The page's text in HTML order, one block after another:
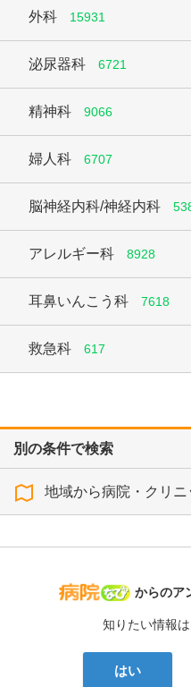
外科 15931
泌尿器科 6721
精神科 9066
婦人科 6707
脳神経内科/神経内科
アレルギー科 8928
耳鼻いんこう科 7618
救急科 617
別の条件で検索
地域から病院・クリニ
病院なび
からのア
知りたい情報
はい